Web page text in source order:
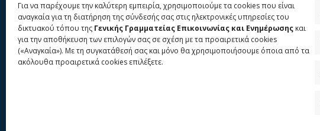
Για να παρέχουμε την καλύτερη εμπειρία, χρησιμοποιούμε τα cookies που είναι
αναγκαία για τη διατήρηση της σύνδεσής σας στις ηλεκτρονικές υπηρεσίες του
δικτυακού τόπου της Γενικής Γραμματείας Επικοινωνίας και Ενημέρωσης και
για την αποθήκευση των επιλογών σας σε σχέση με τα προαιρετικά cookies
(«Αναγκαία»). Με τη συγκατάθεσή σας και μόνο θα χρησιμοποιήσουμε όποια από τα
ακόλουθα προαιρετικά cookies επιλέξετε.